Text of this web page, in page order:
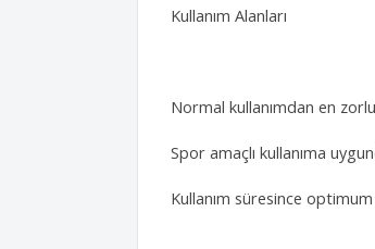
Kullanım Alanları
Normal kullanımdan en
Spor amaçlı kullanıma
Kullanım süresince